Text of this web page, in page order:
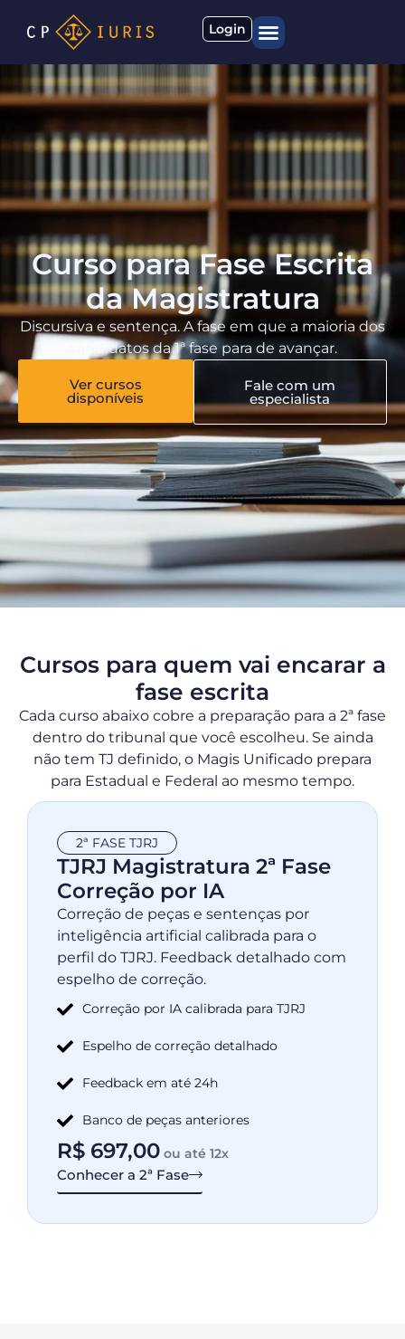
Login
Curso para Fase Escrita
da Magistratura
Discursiva e sentença. A fase em que a maioria dos
candidatos da 1ª fase para de avançar.
Ver cursos
disponíveis
Fale com um
especialista
Cursos para quem vai encarar a
fase escrita
Cada curso abaixo cobre a preparação para a 2ª fase
dentro do tribunal que você escolheu. Se ainda
não tem TJ definido, o Magis Unificado prepara
para Estadual e Federal ao mesmo tempo.
2ª FASE TJRJ
TJRJ Magistratura 2ª Fase
Correção por IA
Correção de peças e sentenças por
inteligência artificial calibrada para o
perfil do TJRJ. Feedback detalhado com
espelho de correção.
Correção por IA calibrada para TJRJ
Espelho de correção detalhado
Feedback em até 24h
Banco de peças anteriores
R$ 697,00 ou até 12x
Conhecer a 2ª Fase